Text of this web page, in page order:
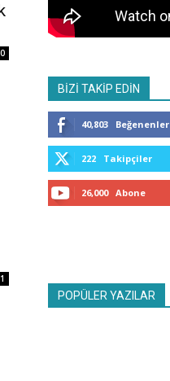
0
1
BİZİ TAKİP EDİN
40,803 Beğenenler
222 Takipçiler
26,000 Abone
POPÜLER YAZILAR